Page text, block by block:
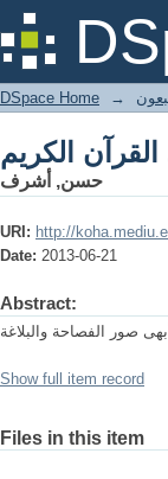
الكريم
DSpace Home →
الكريم
حسن, أشرف
URI: http://
Date: 2013-06-21
Abstract:
صور الفصاحة والبلاغة
Show full item record
Files in this item